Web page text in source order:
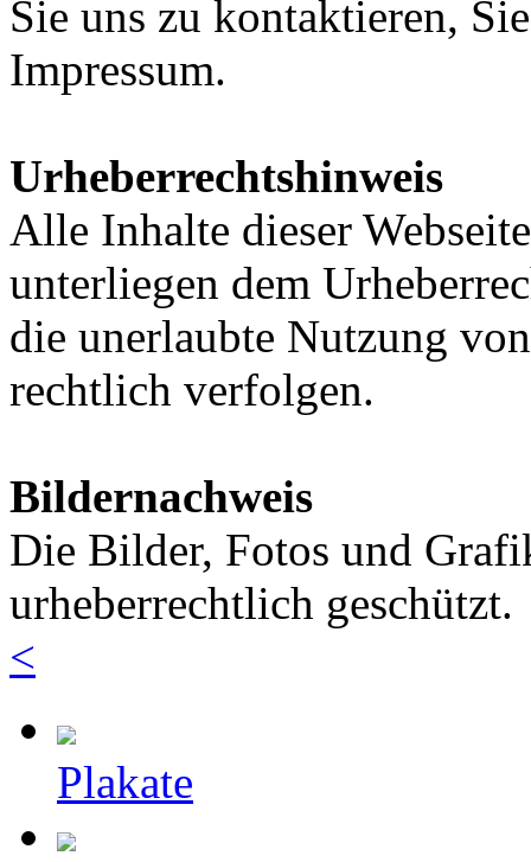
Sie uns zu kontaktieren,
Impressum.
Urheberrechtshinweis
Alle Inhalte dieser
unterliegen dem
die unerlaubte Nutzung
rechtlich verfolgen.
Bildernachweis
Die Bilder, Fotos und
urheberrechtlich geschützt.
<
Plakate